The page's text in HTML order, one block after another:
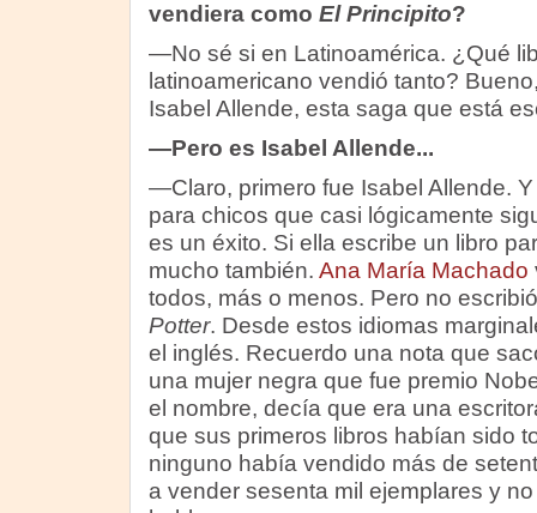
vendiera como El Principito?
—No sé si en Latinoamérica. ¿Qué
latinoamericano vendió tanto?
Isabel Allende, esta saga que está
—Pero es Isabel Allende...
—Claro, primero fue Isabel Allende.
para chicos que casi lógicamente
es un éxito. Si ella escribe un libro
mucho también. Ana María Machado
todos, más o menos. Pero no
Potter. Desde estos idiomas
el inglés. Recuerdo una nota que
una mujer negra que fue premio
el nombre, decía que era una
que sus primeros libros habían sido
ninguno había vendido más de
a vender sesenta mil ejemplares y